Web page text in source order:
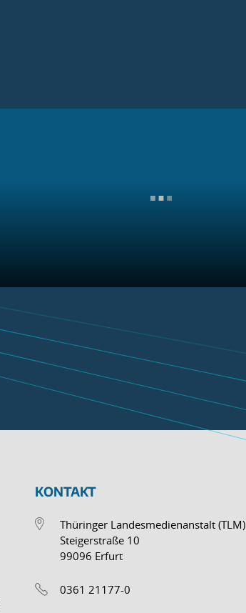
KONTAKT
Thüringer Landesmedienanstalt (TLM)
Steigerstraße 10
99096 Erfurt
0361 21177-0